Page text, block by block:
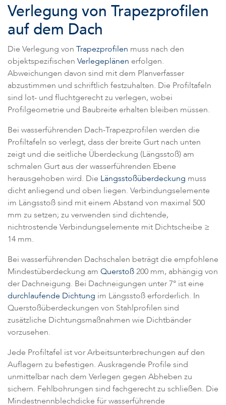
Verlegung von Trapezprofilen
auf dem Dach
Die Verlegung von Trapezprofilen muss nach den
objektspezifischen Verlegeplänen erfolgen.
Abweichungen davon sind mit dem Planverfasser
abzustimmen und schriftlich festzuhalten. Die Profiltafeln
sind lot- und fluchtgerecht zu verlegen, wobei
Profilgeometrie und Baubreite erhalten bleiben müssen.
Bei wasserführenden Dach-Trapezprofilen werden die
Profiltafeln so verlegt, dass der breite Gurt nach unten
zeigt und die seitliche Überdeckung (Längsstoß) am
schmalen Gurt aus der wasserführenden Ebene
herausgehoben wird. Die Längsstoßüberdeckung muss
dicht anliegend und oben liegen. Verbindungselemente
im Längsstoß sind mit einem Abstand von maximal 500
mm zu setzen; zu verwenden sind dichtende,
nichtrostende Verbindungselemente mit Dichtscheibe ≥
14 mm.
Bei wasserführenden Dachschalen beträgt die empfohlene
Mindestüberdeckung am Querstoß200 mm, abhängig von
der Dachneigung. Bei Dachneigungen unter 7° ist eine
durchlaufende Dichtung im Längsstoß erforderlich. In
Querstoßüberdeckungen von Stahlprofilen sind
zusätzliche Dichtungsmaßnahmen wie Dichtbänder
vorzusehen.
Jede Profiltafel ist vor Arbeitsunterbrechungen auf den
Auflagern zu befestigen. Auskragende Profile sind
unmittelbar nach dem Verlegen gegen Abheben zu
sichern. Fehlbohrungen sind fachgerecht zu schließen. Die
Mindestnennblechdicke für wasserführende